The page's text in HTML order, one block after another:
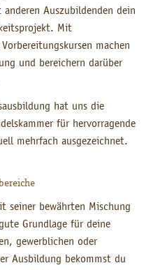
Auszubildenden dein
Mit
machen
und bereichern darüber
hat uns die
für hervorragende
mehrfach ausgezeichnet.
seiner bewährten Mischung
Grundlage für deine
gewerblichen oder
Ausbildung bekommst du